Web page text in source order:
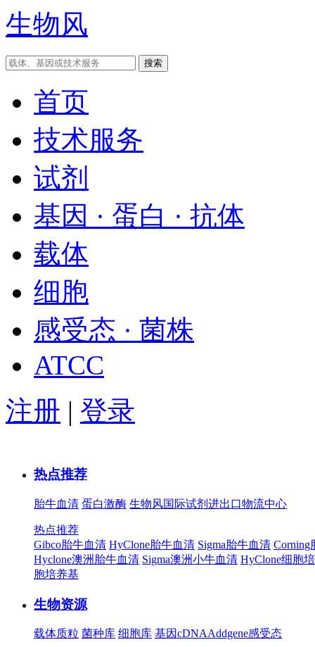
生物风
首页
技术服务
试剂
基因 · 蛋白 · 抗体
载体
细胞
感受态 · 菌株
ATCC
注册 | 登录
热点推荐
胎牛血清 蛋白激酶 生物风国际试剂进出口物流中心
热点推荐
Gibco胎牛血清 HyClone胎牛血清 Sigma胎牛血清 Corning
Hyclone澳洲胎牛血清 Sigma澳洲小牛血清 HyClone细胞
胞培养基
生物资源
载体质粒 菌种库 细胞库 基因cDNAAddgene感受态